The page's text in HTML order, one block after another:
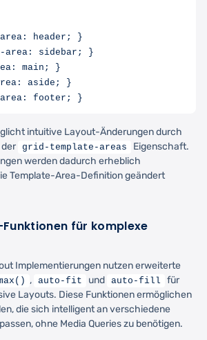
header; }
area: sidebar; }
main; }
aside; }
intuitive Layout-Änderungen durch
der grid-template-areas
Eigenschaft.
werden dadurch erheblich
Template-Area-Definition geändert
für komplexe
Implementierungen nutzen erweiterte
, auto-fit und auto-fill
für
Layouts. Diese Funktionen ermöglichen
die sich intelligent an verschiedene
ohne Media Queries zu benötigen.